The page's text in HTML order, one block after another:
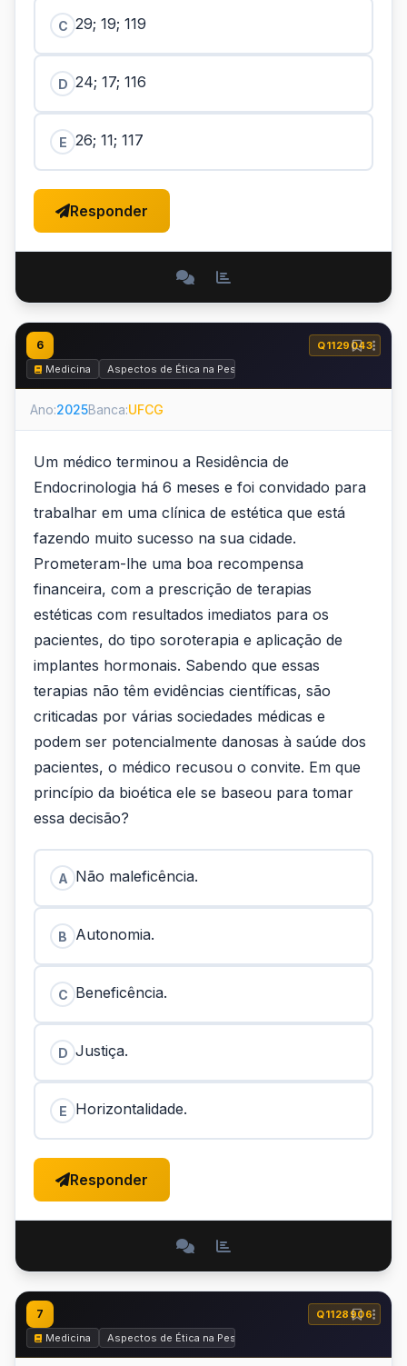
C 29; 19; 119
D 24; 17; 116
E 26; 11; 117
Responder
6
Q1129043
Medicina
Aspectos de Ética na Pesquisa, Ética Médica e Perícia
Ano:2025Banca:UFCG
Um médico terminou a Residência de
Endocrinologia há 6 meses e foi convidado para
trabalhar em uma clínica de estética que está
fazendo muito sucesso na sua cidade.
Prometeram-lhe uma boa recompensa
financeira, com a prescrição de terapias
estéticas com resultados imediatos para os
pacientes, do tipo soroterapia e aplicação de
implantes hormonais. Sabendo que essas
terapias não têm evidências científicas, são
criticadas por várias sociedades médicas e
podem ser potencialmente danosas à saúde dos
pacientes, o médico recusou o convite. Em que
princípio da bioética ele se baseou para tomar
essa decisão?
A Não maleficência.
B Autonomia.
C Beneficência.
D Justiça.
E Horizontalidade.
Responder
7
Q1128906
Medicina
Aspectos de Ética na Pesquisa, Ética Médica e Perícia